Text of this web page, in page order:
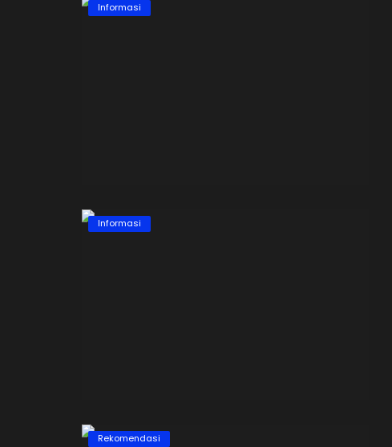
Informasi
Informasi
Rekomendasi